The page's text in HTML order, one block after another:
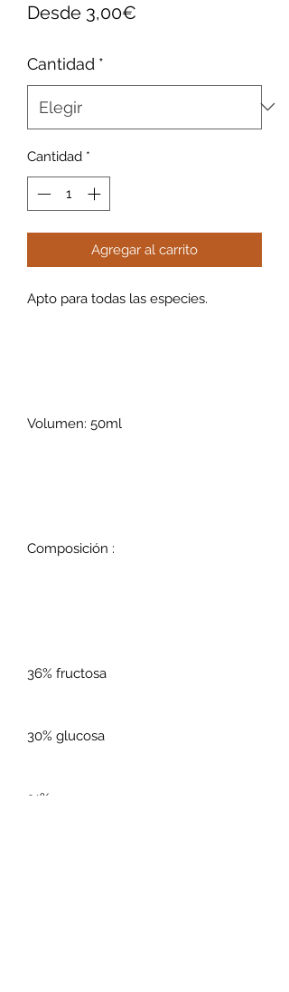
Desde 3,00€
Cantidad *
Cantidad *
Agregar al carrito
Apto para todas las especies.
Volumen: 50ml
Composición :
36% fructosa
30% glucosa
31% sacarosa